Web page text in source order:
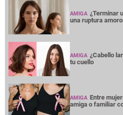
AMIGA ¿Terminar
una ruptura
AMIGA ¿Cabello
tu cuello
AMIGA Entre
amiga o familiar